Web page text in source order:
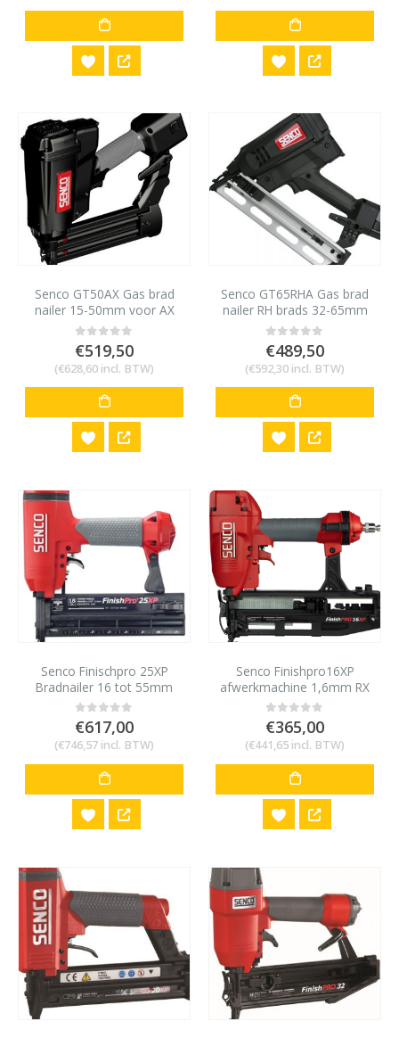
Senco GT50AX Gas brad
nailer 15-50mm voor AX
minibrads 18 gauge
0out of 5
€519,50
(€628,60 incl. BTW)
Senco GT65RHA Gas brad
nailer RH brads 32-65mm
0out of 5
€489,50
(€592,30 incl. BTW)
Senco Finischpro 25XP
Bradnailer 16 tot 55mm
voor AX/AY minibrads 18
gauge
0out of 5
€617,00
(€746,57 incl. BTW)
Senco Finishpro16XP
afwerkmachine 1,6mm RX
32-65mm
0out of 5
€365,00
(€441,65 incl. BTW)